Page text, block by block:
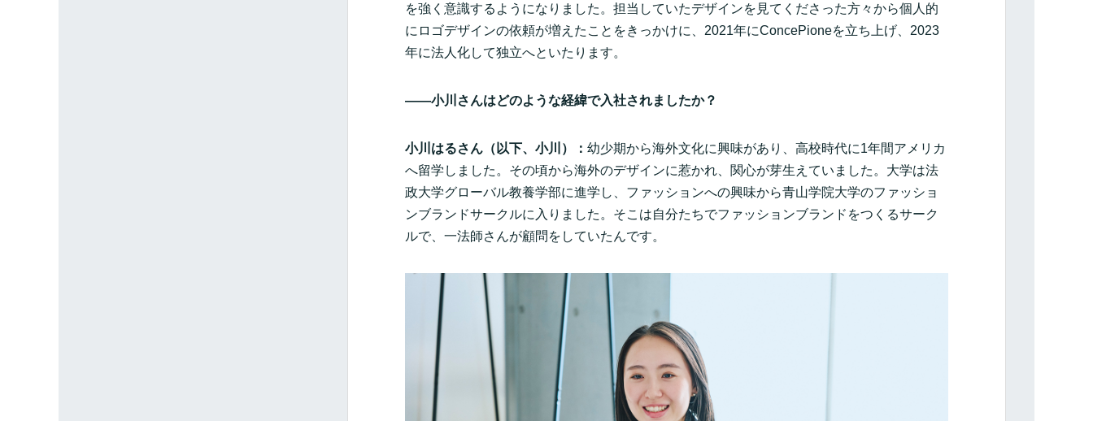
を強く意識するようになりました。担当していたデザインを見てくださった方々から個人的
にロゴデザインの依頼が増えたことをきっかけに、2021年にConcePioneを立ち上げ、2023
年に法人化して独立へといたります。
——小川さんはどのような経緯で入社されましたか？
小川はるさん（以下、小川）： 幼少期から海外文化に興味があり、高校時代に1年間アメリカ
へ留学しました。その頃から海外のデザインに惹かれ、関心が芽生えていました。大学は法
政大学グローバル教養学部に進学し、ファッションへの興味から青山学院大学のファッショ
ンブランドサークルに入りました。そこは自分たちでファッションブランドをつくるサーク
ルで、一法師さんが顧問をしていたんです。